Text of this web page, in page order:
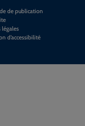
de publication
d’accessibilité